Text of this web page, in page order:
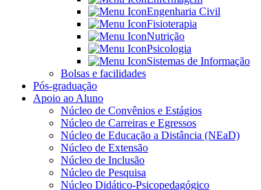
Engenharia Civil
Fisioterapia
Nutrição
Psicologia
Sistemas de Informação
Bolsas e facilidades
Pós-graduação
Apoio ao Aluno
Núcleo de Convênios e Estágios
Núcleo de Carreiras e Egressos
Núcleo de Educação a Distância (NEaD)
Núcleo de Extensão
Núcleo de Inclusão
Núcleo de Pesquisa
Núcleo Didático-Psicopedagógico